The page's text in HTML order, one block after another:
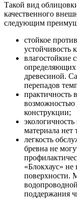
Такой вид
качественного
следующим
стойкое
устойчивость
влагостойкие
древесиной.
перепадов
практичность
возможностью
конструкции;
материала нет
легкость
бревна не
«Блокхаус» не
поверхности.
поддержания